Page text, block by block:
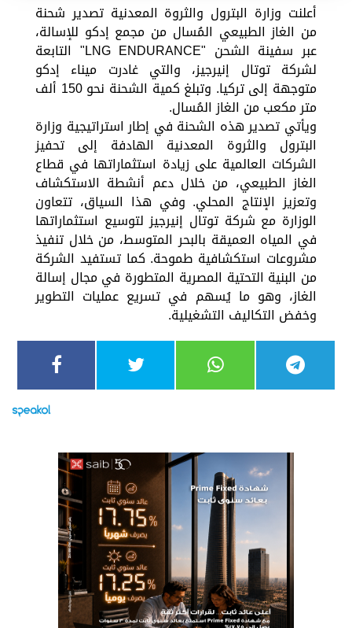
أعلنت وزارة البترول والثروة المعدنية تصدير شحنة
من الغاز الطبيعي المُسال من مجمع إدكو للإسالة،
عبر سفينة الشحن "LNG ENDURANCE" التابعة
لشركة توتال إنيرجيز، والتي غادرت ميناء إدكو
متوجهة إلى تركيا. وتبلغ كمية الشحنة نحو 150 ألف
متر مكعب من الغاز المُسال.
ويأتي تصدير هذه الشحنة في إطار استراتيجية وزارة
البترول والثروة المعدنية الهادفة إلى تحفيز
الشركات العالمية على زيادة استثماراتها في قطاع
الغاز الطبيعي، من خلال دعم أنشطة الاستكشاف
وتعزيز الإنتاج المحلي. وفي هذا السياق، تتعاون
الوزارة مع شركة توتال إنيرجيز لتوسيع استثماراتها
في المياه العميقة بالبحر المتوسط، من خلال تنفيذ
مشروعات استكشافية طموحة. كما تستفيد الشركة
من البنية التحتية المصرية المتطورة في مجال إسالة
الغاز، وهو ما يُسهم في تسريع عمليات التطوير
وخفض التكاليف التشغيلية.